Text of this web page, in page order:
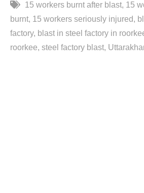
15 workers burnt after blast 15
burnt 15 workers seriously injured
factory blast in steel factory in
roorkee steel factory blast